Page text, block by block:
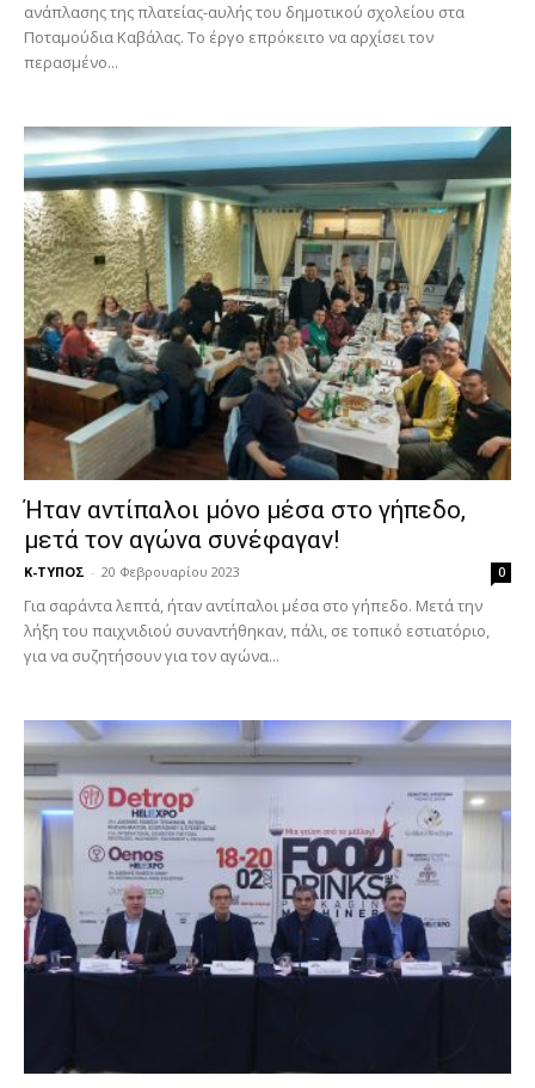
ανάπλασης της πλατείας-αυλής του δημοτικού σχολείου στα
Ποταμούδια Καβάλας. Το έργο επρόκειτο να αρχίσει τον
περασμένο...
Ήταν αντίπαλοι μόνο μέσα στο γήπεδο,
μετά τον αγώνα συνέφαγαν!
Κ-ΤΥΠΟΣ - 20 Φεβρουαρίου 2023 0
Για σαράντα λεπτά, ήταν αντίπαλοι μέσα στο γήπεδο. Μετά την
λήξη του παιχνιδιού συναντήθηκαν, πάλι, σε τοπικό εστιατόριο,
για να συζητήσουν για τον αγώνα...